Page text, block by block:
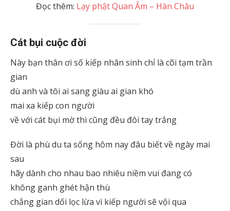
Đọc thêm: Lạy phật Quan Âm – Hàn Châu
Cát bụi cuộc đời
Này bạn thân ơi số kiếp nhân sinh chỉ là cõi tạm trần
gian
dù anh và tôi ai sang giàu ai gian khó
mai xa kiếp con người
về với cát bụi mờ thì cũng đều đôi tay trắng
Đời là phù du ta sống hôm nay đâu biết về ngày mai
sau
hãy dành cho nhau bao nhiêu niềm vui đang có
không ganh ghét hận thù
chẳng gian dối lọc lừa vì kiếp người sẽ vội qua